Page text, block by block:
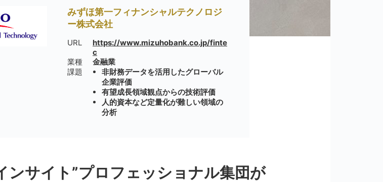
みずほ第一フィナンシャルテクノロジ
ー株式会社
URL
https://www.mizuhobank.co.jp/finte
c
業種
金融業
課題
非財務データを活用したグローバル
企業評価
有望成長領域観点からの技術評価
人的資本など定量化が難しい領域の
分析
ンサイト”プロフェッショナル集団が